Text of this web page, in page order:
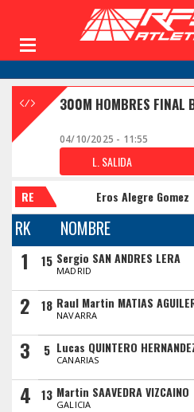
300M HOMBRES FINAL
04/10/2025 - 11:55
L. SALIDA
RE Eros Alegre Gomez
RK NOMBRE
1 15 Sergio SAN ANDRES LERA
MADRID
2 18 Raul Martin MATIAS
NAVARRA
3 5 Lucas QUINTERO
CANARIAS
4 13 Martin SAAVEDRA VIZCAINO
GALICIA